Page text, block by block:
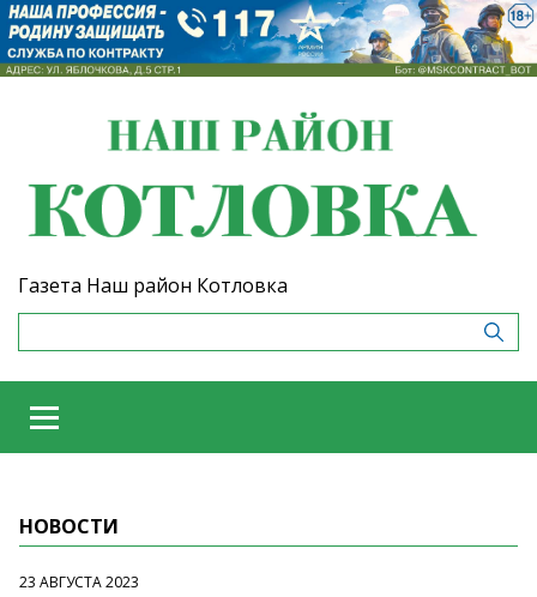
Газета Наш район Котловка
НОВОСТИ
23 АВГУСТА 2023